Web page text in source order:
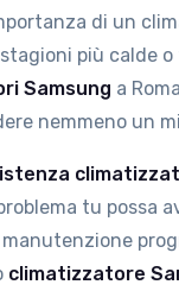
di un
più calde
Samsung a
nemmeno un
tu possa
climatizzatore